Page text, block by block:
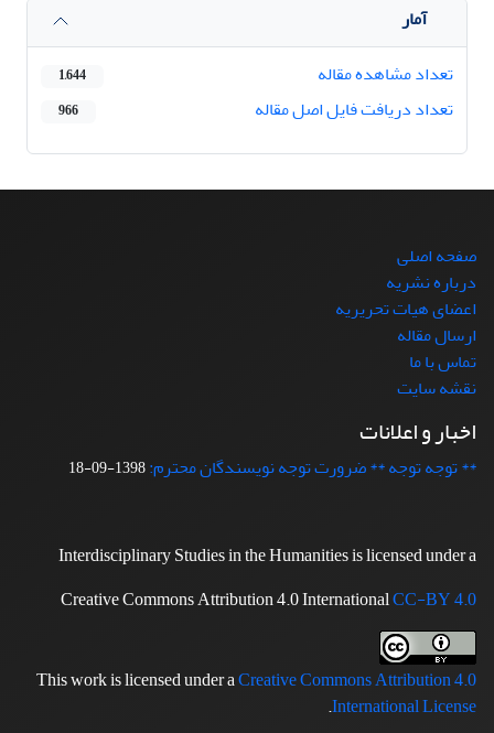
آمار
تعداد مشاهده مقاله
1,644
تعداد دریافت فایل اصل مقاله 966
صفحه اصلی
درباره نشریه
اعضای هیات تحریریه
ارسال مقاله
تماس با ما
نقشه سایت
اخبار و اعلانات
** توجه توجه ** ضرورت توجه نویسندگان محترم:1398-09-18
Interdisciplinary Studies in the Humanities is licensed under a
Creative Commons Attribution 4.0 InternationalCC-BY 4.0
This work is licensed under aCreative Commons Attribution 4.0
International License
.